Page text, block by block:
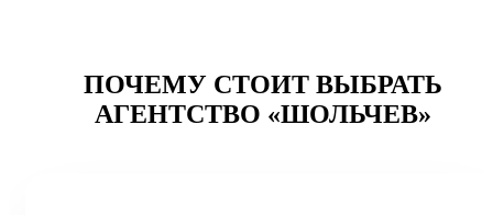
ПОЧЕМУ СТОИТ ВЫБРАТЬ
АГЕНТСТВО «ШОЛЬЧЕВ»